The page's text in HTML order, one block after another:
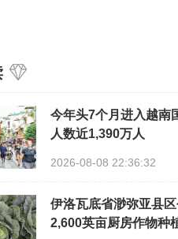
今年头7个月进入越南
人数近1,390万人
2026-08-08 22:36:32
伊洛瓦底省渺弥亚县
2,600英亩厨房作物种